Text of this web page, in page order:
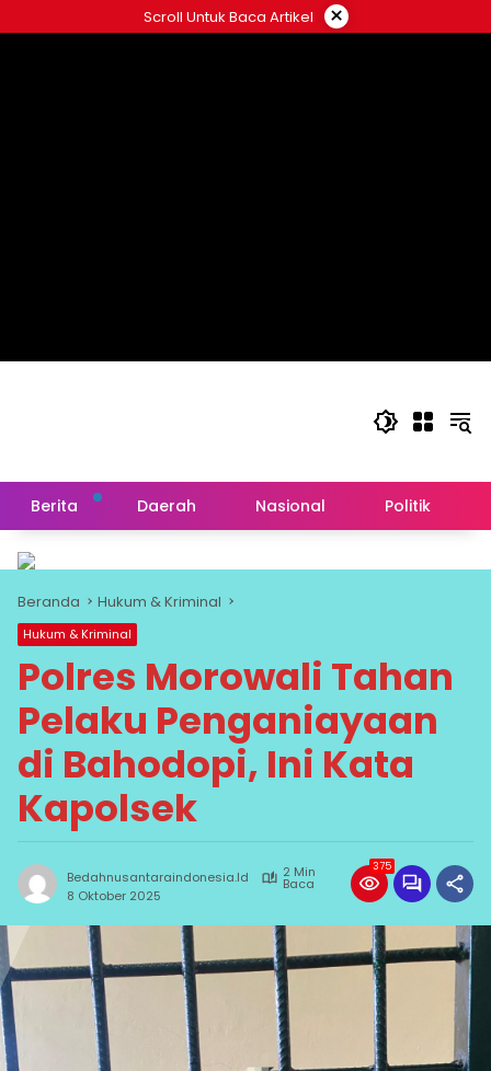
ke
Scroll Untuk Baca Artikel ×
Berita Daerah Nasional Politik
Beranda Hukum & Kriminal
Hukum & Kriminal
Polres Morowali Tahan
Pelaku Penganiayaan
di Bahodopi, Ini Kata
Kapolsek
Bedahnusantaraindonesia.id 2 Min
Baca
8 Oktober 2025
375